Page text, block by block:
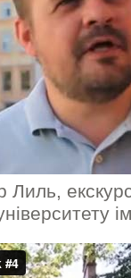
Лиль,